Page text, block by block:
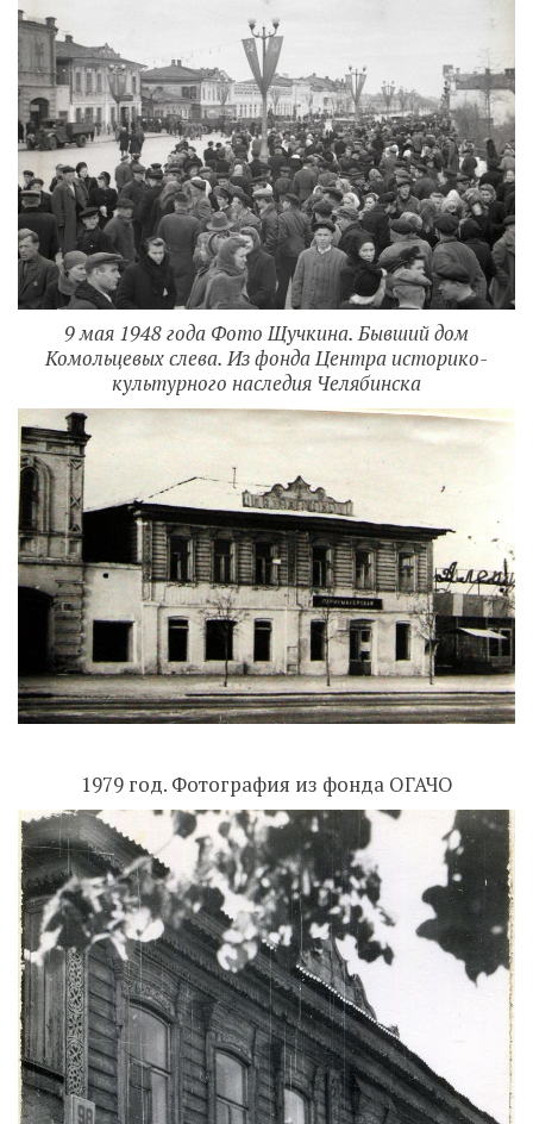
9 мая 1948 года Фото Щучкина. Бывший дом
Комольцевых слева. Из фонда Центра историко-
культурного наследия Челябинска
1979 год. Фотография из фонда ОГАЧО